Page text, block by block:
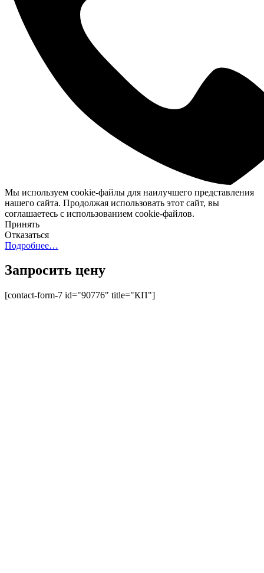
Мы используем cookie-файлы для наилучшего представления
нашего сайта. Продолжая использовать этот сайт, вы
соглашаетесь с использованием cookie-файлов.
Принять
Отказаться
Подробнее…
Запросить цену
[contact-form-7 id="90776" title="КП"]